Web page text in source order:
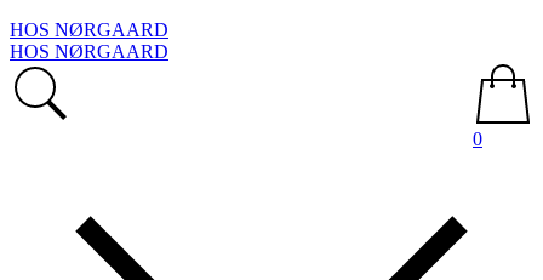
HOS NØRGAARD
HOS NØRGAARD
0